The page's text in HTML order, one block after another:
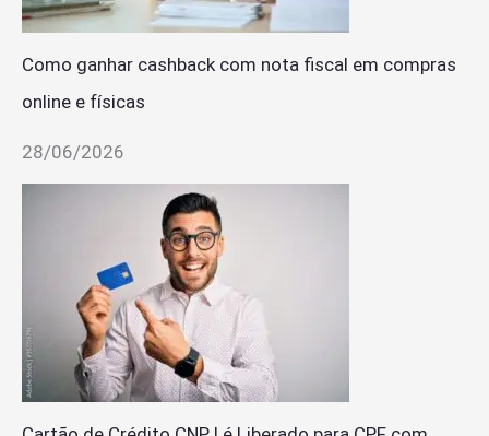
Como ganhar cashback com nota fiscal em compras
online e físicas
28/06/2026